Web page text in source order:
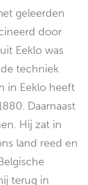
geleerden
door
Eeklo was
techniek
in Eeklo heeft
Daarnaast
Hij zat in
land reed en
terug in